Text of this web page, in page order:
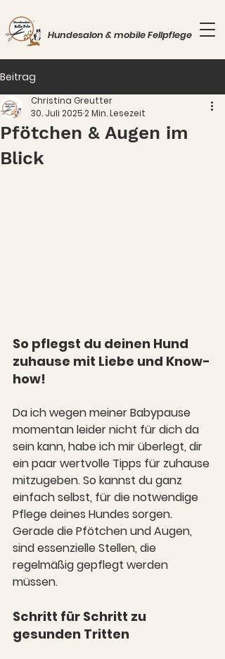
Hundesalon & mobile Fellpflege
Beitrag
Pfötchen & Augen im
Blick
Christina Greutter
30. Juli 20252 Min. Lesezeit
So pflegst du deinen Hund
zuhause mit Liebe und Know-
how!
Da ich wegen meiner Babypause
momentan leider nicht für dich da
sein kann, habe ich mir überlegt, dir
ein paar wertvolle Tipps für zuhause
mitzugeben. So kannst du ganz
einfach selbst, für die notwendige
Pflege deines Hundes sorgen.
Gerade die Pfötchen und Augen,
sind essenzielle Stellen, die
regelmäßig gepflegt werden
müssen.
Schritt für Schritt zu
gesunden Tritten